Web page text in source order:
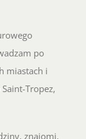
po
miastach i
Tropez,
znajomi,